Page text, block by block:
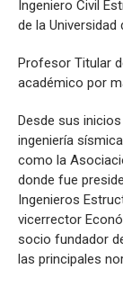
Ingeniero Civil
de la Universidad
Profesor Titular
académico por
Desde sus
ingeniería
como la
donde fue
Ingenieros
vicerrector
socio fundador
las principales